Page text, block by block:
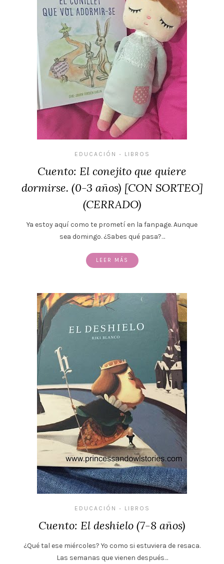
EDUCACIÓN • LIBROS
Cuento: El conejito que quiere
dormirse. (0-3 años) [CON SORTEO]
(CERRADO)
Ya estoy aquí como te prometí en la fanpage. Aunque
sea domingo. ¿Sabes qué pasa?…
LEER MÁS
EDUCACIÓN • LIBROS
Cuento: El deshielo (7-8 años)
¿Qué tal ese miércoles? Yo como si estuviera de resaca.
Las semanas que vienen después…